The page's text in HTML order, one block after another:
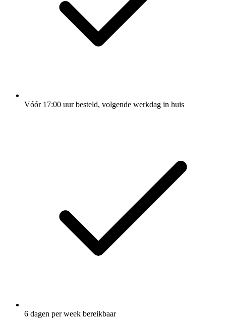
Vóór 17:00 uur besteld, volgende werkdag in huis
6 dagen per week bereikbaar